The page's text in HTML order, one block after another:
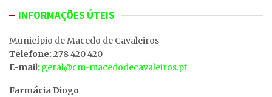
INFORMAÇÕES ÚTEIS
MunicÍpio de Macedo de Cavaleiros
Telefone: 278 420 420
E-mail: geral@cm-macedodecavaleiros.pt
Farmácia Diogo